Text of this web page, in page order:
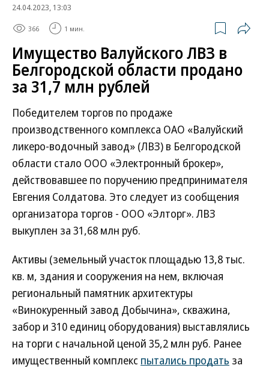
24.04.2023, 13:03
366 1 мин.
Имущество Валуйского ЛВЗ в
Белгородской области продано
за 31,7 млн рублей
Победителем торгов по продаже
производственного комплекса ОАО «Валуйский
ликеро-водочный завод» (ЛВЗ) в Белгородской
области стало ООО «Электронный брокер»,
действовавшее по поручению предпринимателя
Евгения Солдатова. Это следует из сообщения
организатора торгов - ООО «Элторг». ЛВЗ
выкуплен за 31,68 млн руб.
Активы (земельный участок площадью 13,8 тыс.
кв. м, здания и сооружения на нем, включая
региональный памятник архитектуры
«Винокуренный завод Добычина», скважина,
забор и 310 единиц оборудования) выставлялись
на торги с начальной ценой 35,2 млн руб. Ранее
имущественный комплекс пытались продать за